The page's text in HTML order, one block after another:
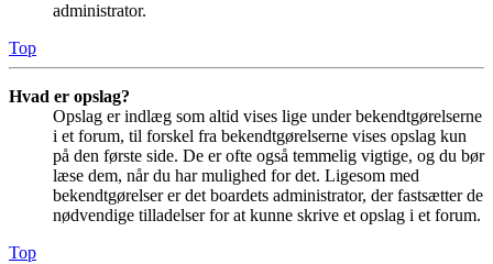
administrator.
Top
Hvad er opslag?
Opslag er indlæg som altid vises lige under bekendtgørelserne
i et forum, til forskel fra bekendtgørelserne vises opslag kun
på den første side. De er ofte også temmelig vigtige, og du bør
læse dem, når du har mulighed for det. Ligesom med
bekendtgørelser er det boardets administrator, der fastsætter de
nødvendige tilladelser for at kunne skrive et opslag i et forum.
Top